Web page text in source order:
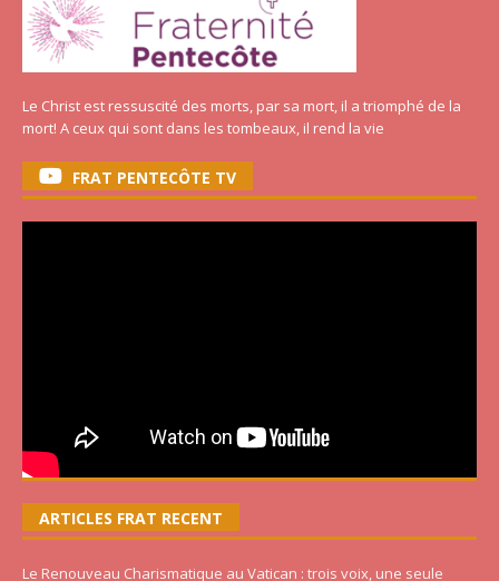
Le Christ est ressuscité des morts, par sa mort, il a triomphé de la
mort! A ceux qui sont dans les tombeaux, il rend la vie
FRAT PENTECÔTE TV
ARTICLES FRAT RECENT
Le Renouveau Charismatique au Vatican : trois voix, une seule